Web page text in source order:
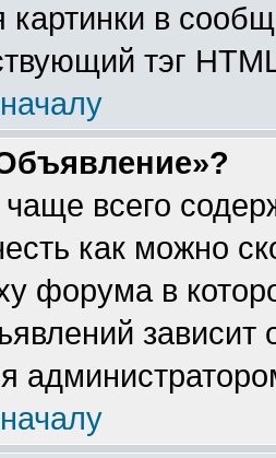
картинки в
тэг
всего
как можно
форума в
зависит